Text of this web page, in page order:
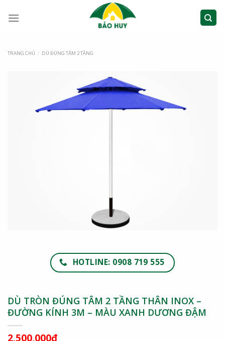
TRANG CHỦ / DÙ ĐÚNG TÂM 2 TẦNG
HOTLINE: 0908 719 555
DÙ TRÒN ĐÚNG TÂM 2 TẦNG THÂN INOX –
ĐƯỜNG KÍNH 3M – MÀU XANH DƯƠNG ĐẬM
2,500,000₫